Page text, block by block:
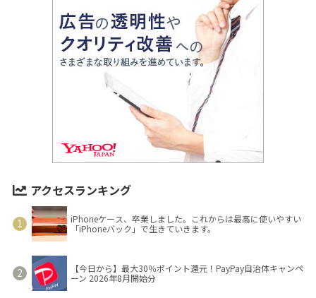
アクセスランキング
iPhoneケース、卒業しました。これからは最高に使いやすい
「iPhoneバック」で生きていきます。
【今日から】最大30％ポイント還元！PayPay自治体キャンペ
ーン 2026年8月開始分